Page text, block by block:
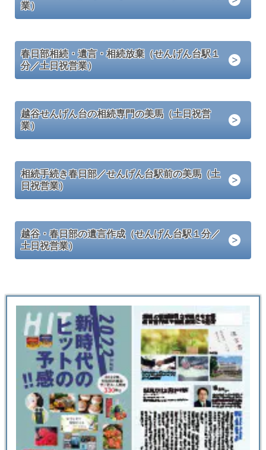
業）
春日部相続・遺言・相続放棄（せんげん台駅１
分／土日祝営業）
越谷せんげん台の相続専門の美馬（土日祝営
業）
相続手続き春日部／せんげん台駅前の美馬（土
日祝営業）
越谷・春日部の遺言作成（せんげん台駅１分／
土日祝営業）